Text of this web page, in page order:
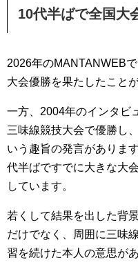
10代半ばで全国大
2026年のMANTANWEB
大会優勝を果たしたこと
一方、2004年のインタビ
三味線競技大会で優勝し
いう趣旨の発言がありま
代半ばですでに大きな大
しています。
若くして結果を出した背
だけでなく、周囲に三味
習を続けた本人の意思が